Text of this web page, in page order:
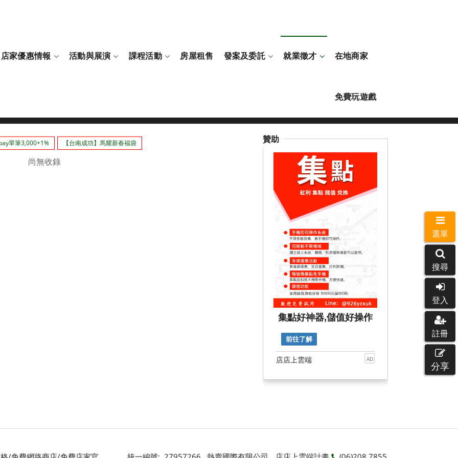
店家優惠情報 活動與展演 課程活動 房屋租售 發案及委託 就業徵才 在地商家
免費玩遊戲
司機駕駛 臺南市
單筆3,000+1% 【台南成功】馬耀新春福袋
尚無收錄
贊助
集點好神器,儲值好操作
前往了解
店店上雲端 AD
選單
搜尋
登入
註冊
分享